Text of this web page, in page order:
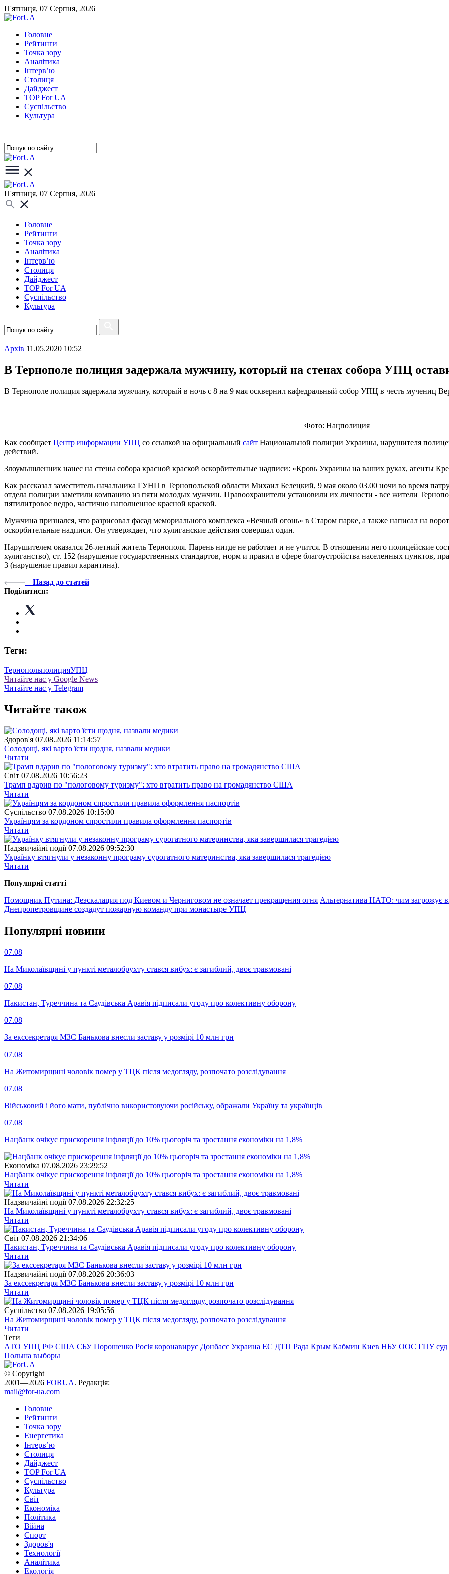
П'ятниця, 07 Серпня, 2026
Головне
Рейтинги
Точка зору
Аналітика
Інтерв’ю
Столиця
Дайджест
TOP For UA
Суспiльство
Культура
П'ятниця, 07 Серпня, 2026
Головне
Рейтинги
Точка зору
Аналітика
Інтерв’ю
Столиця
Дайджест
TOP For UA
Суспiльство
Культура
Архiв 11.05.2020 10:52
В Тернополе полиция задержала мужчину, который на стенах собора УПЦ
В Тернополе полиция задержала мужчину, который в ночь с 8 на 9 мая осквернил кафедральный собор УПЦ в честь
Фото: Нацполиция
Как сообщает Центр информации УПЦ со ссылкой на официальный сайт Национальной полиции Украины, нарушителя
действий.
Злоумышленник нанес на стены собора красной краской оскорбительные надписи: «Кровь Украины на ваших руках, агенты
Как рассказал заместитель начальника ГУНП в Тернопольской области Михаил Белецкий, 9 мая около 03.00 ночи во время
отдела полиции заметили компанию из пяти молодых мужчин. Правоохранители установили их личности - все жители
пятилитровое ведро, частично наполненное красной краской.
Мужчина признался, что разрисовал фасад мемориального комплекса «Вечный огонь» в Старом парке, а также написал на
оскорбительные надписи. Он утверждает, что хулиганские действия совершал один.
Нарушителем оказался 26-летний житель Тернополя. Парень нигде не работает и не учится. В отношении него полицейские
хулиганство), ст. 152 (нарушение государственных стандартов, норм и правил в сфере благоустройства населенных пунктов,
3 (нарушение правил карантина).
Назад до статей
Поділитися:
Теги:
ТернопольполицияУПЦ
Читайте нас у Google News
Читайте нас у Telegram
Читайте також
Здоров'я 07.08.2026 11:14:57
Солодощі, які варто їсти щодня, назвали медики
Читати
Свiт 07.08.2026 10:56:23
Трамп вдарив по "пологовому туризму": хто втратить право на громадянство США
Читати
Суспiльство 07.08.2026 10:15:00
Українцям за кордоном спростили правила оформлення паспортів
Читати
Надзвичайні події 07.08.2026 09:52:30
Українку втягнули у незаконну програму сурогатного материнства, яка завершилася трагедією
Читати
Популярнi статтi
Помощник Путина: Деэскалация под Киевом и Черниговом не означает прекращения огня Альтернатива НАТО: чим загрожує
Днепропетровщине создадут пожарную команду при монастыре УПЦ
Популярнi новини
07.08
На Миколаївщині у пункті металобрухту стався вибух: є загиблий, двоє травмовані
07.08
Пакистан, Туреччина та Саудівська Аравія підписали угоду про колективну оборону
07.08
За екссекретаря МЗС Банькова внесли заставу у розмірі 10 млн грн
07.08
На Житомирщині чоловік помер у ТЦК після медогляду, розпочато розслідування
07.08
Військовий і його мати, публічно використовуючи російську, ображали Україну та українців
07.08
Нацбанк очікує прискорення інфляції до 10% цьогоріч та зростання економіки на 1,8%
Економіка 07.08.2026 23:29:52
Нацбанк очікує прискорення інфляції до 10% цьогоріч та зростання економіки на 1,8%
Читати
Надзвичайні події 07.08.2026 22:32:25
На Миколаївщині у пункті металобрухту стався вибух: є загиблий, двоє травмовані
Читати
Свiт 07.08.2026 21:34:06
Пакистан, Туреччина та Саудівська Аравія підписали угоду про колективну оборону
Читати
Надзвичайні події 07.08.2026 20:36:03
За екссекретаря МЗС Банькова внесли заставу у розмірі 10 млн грн
Читати
Суспiльство 07.08.2026 19:05:56
На Житомирщині чоловік помер у ТЦК після медогляду, розпочато розслідування
Читати
Теги
АТО УПЦ РФ США СБУ Порошенко Росія коронавирус Донбасс Украина ЕС ДТП Рада Крым Кабмин Киев НБУ ООС ГПУ суд
Польша выборы
© Copyright
2001—2026 FORUA. Редакція:
mail@for-ua.com
Головне
Рейтинги
Точка зору
Енергетика
Інтерв’ю
Столиця
Дайджест
TOP For UA
Суспiльство
Культура
Світ
Економіка
Політика
Війна
Спорт
Здоров'я
Технології
Аналітика
Екологія